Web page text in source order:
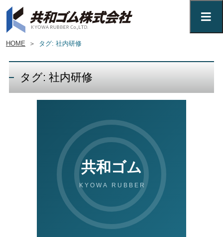
HOME ＞ タグ: 社内研修
タグ: 社内研修